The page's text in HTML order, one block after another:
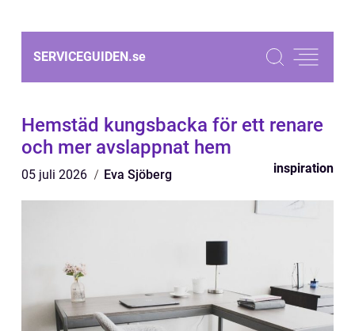
SERVICEGUIDEN.se
Hemstäd kungsbacka för ett renare
och mer avslappnat hem
05 juli 2026 Eva Sjöberg inspiration